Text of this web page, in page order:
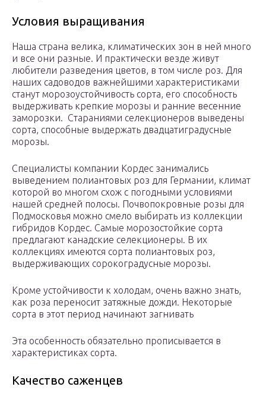
Условия выращивания
Наша страна велика, климатических зон в ней много
и все они разные. И практически везде живут
любители разведения цветов, в том числе роз. Для
наших садоводов важнейшими характеристиками
станут морозоустойчивость сорта, его способность
выдерживать крепкие морозы и ранние весенние
заморозки. Стараниями селекционеров выведены
сорта, способные выдержать двадцатиградусные
морозы.
Специалисты компании Кордес занимались
выведением полиантовых роз для Германии, климат
которой во многом схож с погодными условиями
нашей средней полосы. Почвопокровные розы для
Подмосковья можно смело выбирать из коллекции
гибридов Кордес. Самые морозостойкие сорта
предлагают канадские селекционеры. В их
коллекциях имеются сорта полиантовых роз,
выдерживающих сорокоградусные морозы.
Кроме устойчивости к холодам, очень важно знать,
как роза переносит затяжные дожди. Некоторые
сорта в этот период начинают загнивать
Эта особенность обязательно прописывается в
характеристиках сорта.
Качество саженцев